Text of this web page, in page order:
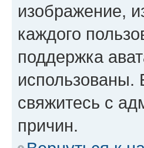
изображение,
каждого
поддержка
использованы.
свяжитесь с
причин.